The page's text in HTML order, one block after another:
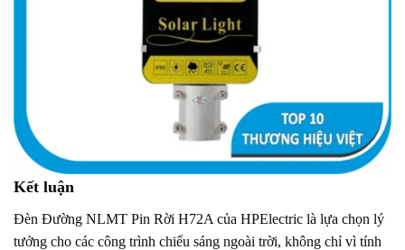
Kết luận
Đèn Đường NLMT Pin Rời H72A của HPElectric là lựa chọn lý
tưởng cho các công trình chiếu sáng ngoài trời, không chỉ vì tính